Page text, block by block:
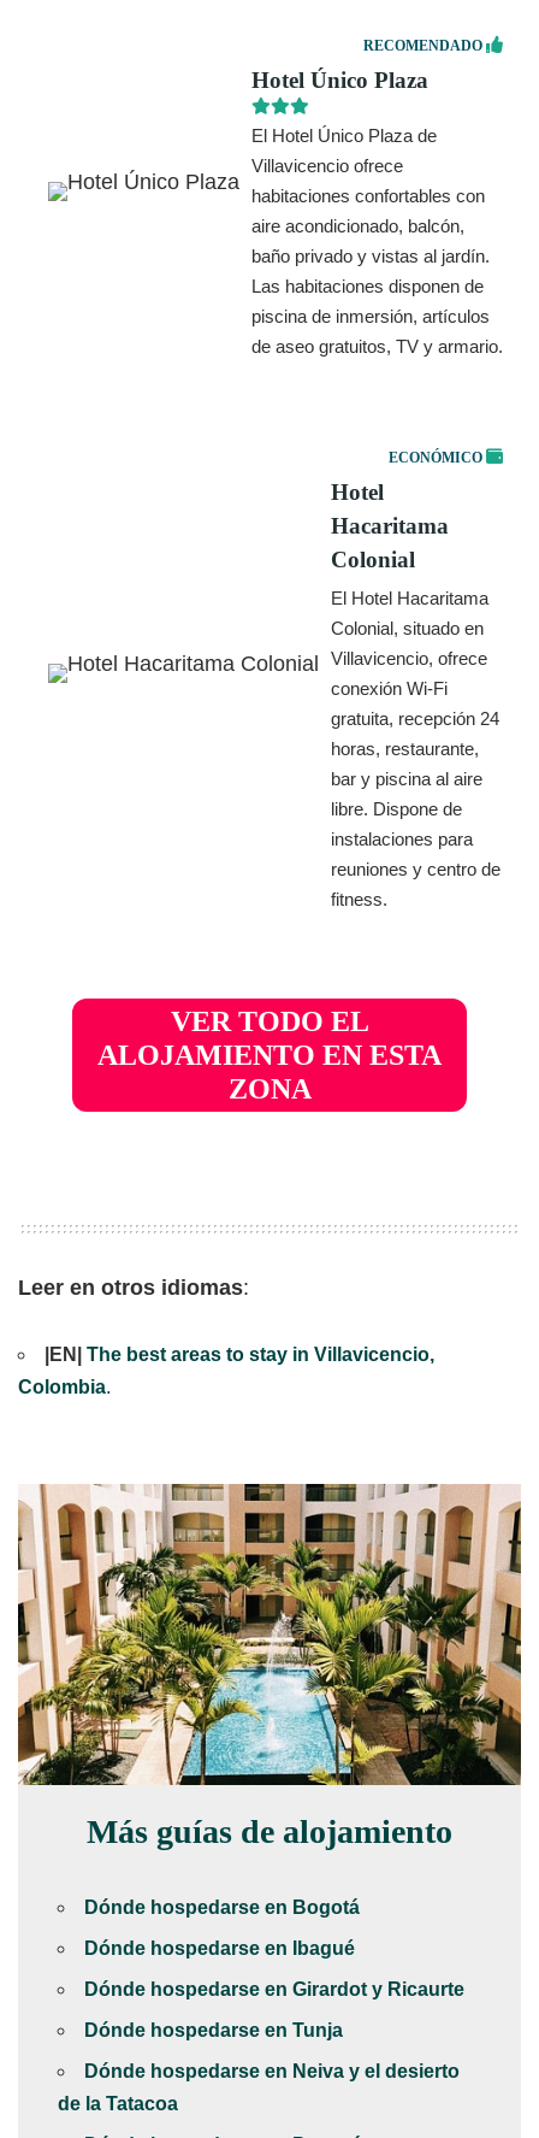
RECOMENDADO
Hotel Único Plaza
El Hotel Único Plaza de
Villavicencio ofrece
habitaciones confortables con
aire acondicionado, balcón,
baño privado y vistas al jardín.
Las habitaciones disponen de
piscina de inmersión, artículos
de aseo gratuitos, TV y armario.
ECONÓMICO
Hotel
Hacaritama
Colonial
El Hotel Hacaritama
Colonial, situado en
Villavicencio, ofrece
conexión Wi-Fi
gratuita, recepción 24
horas, restaurante,
bar y piscina al aire
libre. Dispone de
instalaciones para
reuniones y centro de
fitness.
VER TODO EL
ALOJAMIENTO EN ESTA
ZONA
Leer en otros idiomas:
|EN|
The best areas to stay in Villavicencio,
Colombia.
Más guías de alojamiento
Dónde hospedarse en Bogotá
Dónde hospedarse en Ibagué
Dónde hospedarse en Girardot y Ricaurte
Dónde hospedarse en Tunja
Dónde hospedarse en Neiva y el desierto
de la Tatacoa